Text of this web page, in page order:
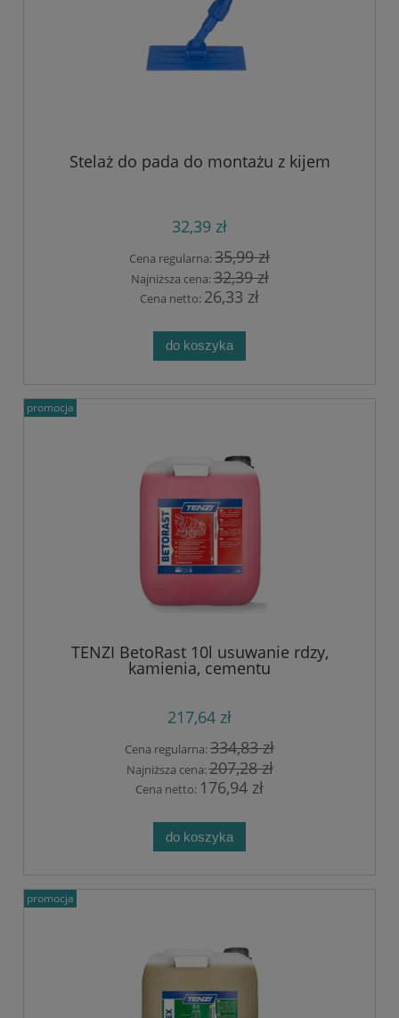
Stelaż do pada do montażu z kijem
32,39 zł
Cena regularna:35,99 zł
Najniższa cena:32,39 zł
Cena netto: 26,33 zł
do koszyka
TENZI BetoRast 10l usuwanie rdzy,
kamienia, cementu
217,64 zł
Cena regularna:334,83 zł
Najniższa cena:207,28 zł
Cena netto: 176,94 zł
do koszyka
promocja
promocja